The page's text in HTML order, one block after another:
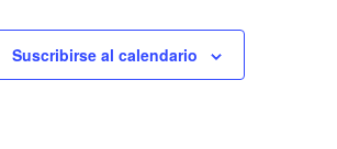
Suscribirse al calendario